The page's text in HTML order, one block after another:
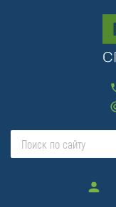
Войти